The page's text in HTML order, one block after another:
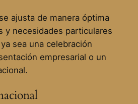
ajusta de manera óptima
y necesidades particulares
sea una celebración
empresarial o un